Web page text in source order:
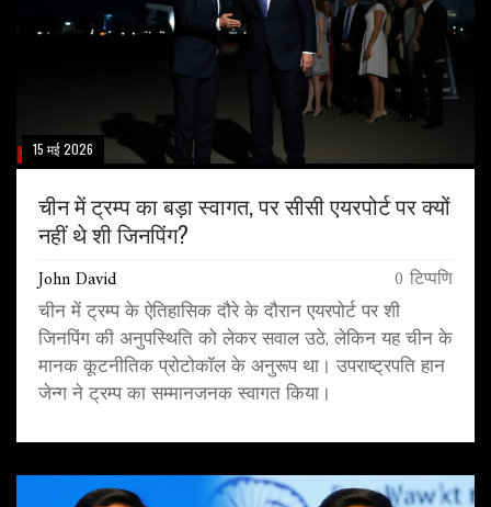
15 मई 2026
चीन में ट्रम्प का बड़ा स्वागत, पर सीसी एयरपोर्ट पर क्यों
नहीं थे शी जिनपिंग?
John David 0 टिप्पणि
चीन में ट्रम्प के ऐतिहासिक दौरे के दौरान एयरपोर्ट पर शी
जिनपिंग की अनुपस्थिति को लेकर सवाल उठे, लेकिन यह चीन के
मानक कूटनीतिक प्रोटोकॉल के अनुरूप था। उपराष्ट्रपति हान
जेन्ग ने ट्रम्प का सम्मानजनक स्वागत किया।